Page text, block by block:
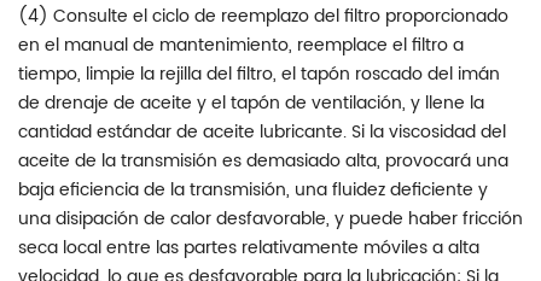
(4) Consulte el ciclo de reemplazo del filtro proporcionado
en el manual de mantenimiento, reemplace el filtro a
tiempo, limpie la rejilla del filtro, el tapón roscado del imán
de drenaje de aceite y el tapón de ventilación, y llene la
cantidad estándar de aceite lubricante. Si la viscosidad del
aceite de la transmisión es demasiado alta, provocará una
baja eficiencia de la transmisión, una fluidez deficiente y
una disipación de calor desfavorable, y puede haber fricción
seca local entre las partes relativamente móviles a alta